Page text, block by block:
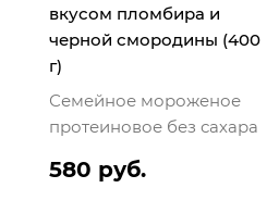
вкусом пломбира и
черной смородины (400
г)
Семейное мороженое
протеиновое без сахара
580 руб.